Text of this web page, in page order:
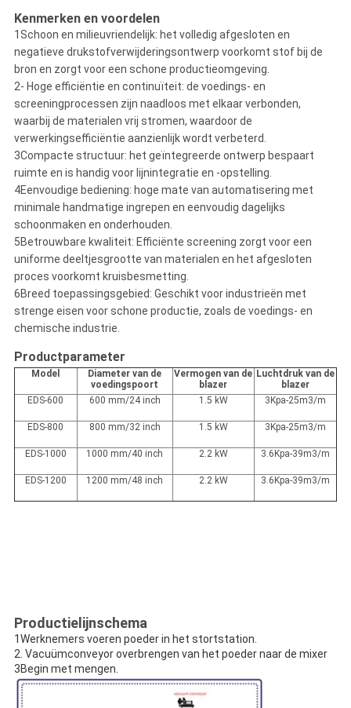
Kenmerken en voordelen
1Schoon en milieuvriendelijk: het volledig afgesloten en
negatieve drukstofverwijderingsontwerp voorkomt stof bij de
bron en zorgt voor een schone productieomgeving.
2- Hoge efficiëntie en continuïteit: de voedings- en
screeningprocessen zijn naadloos met elkaar verbonden,
waarbij de materialen vrij stromen, waardoor de
verwerkingsefficiëntie aanzienlijk wordt verbeterd.
3Compacte structuur: het geïntegreerde ontwerp bespaart
ruimte en is handig voor lijnintegratie en -opstelling.
4Eenvoudige bediening: hoge mate van automatisering met
minimale handmatige ingrepen en eenvoudig dagelijks
schoonmaken en onderhouden.
5Betrouwbare kwaliteit: Efficiënte screening zorgt voor een
uniforme deeltjesgrootte van materialen en het afgesloten
proces voorkomt kruisbesmetting.
6Breed toepassingsgebied: Geschikt voor industrieën met
strenge eisen voor schone productie, zoals de voedings- en
chemische industrie.
Productparameter
Model
Diameter van de
voedingspoort
Vermogen van de
blazer
Luchtdruk van de
blazer
EDS-600
600 mm/24 inch 1.5 kW 3Kpa-25m3/m
EDS-800 800 mm/32 inch 1.5 kW 3Kpa-25m3/m
EDS-1000 1000 mm/40 inch 2.2 kW 3.6Kpa-39m3/m
EDS-1200 1200 mm/48 inch 2.2 kW 3.6Kpa-39m3/m
Productielijnschema
1Werknemers voeren poeder in het stortstation.
2. Vacuümconveyor overbrengen van het poeder naar de mixer
3Begin met mengen.